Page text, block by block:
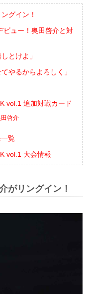
グイン！
ビュー！奥田啓介と対
とけよ」
やるからよろしく」
vol.1 追加対戦カード
啓介
覧
vol.1 大会情報
がリングイン！